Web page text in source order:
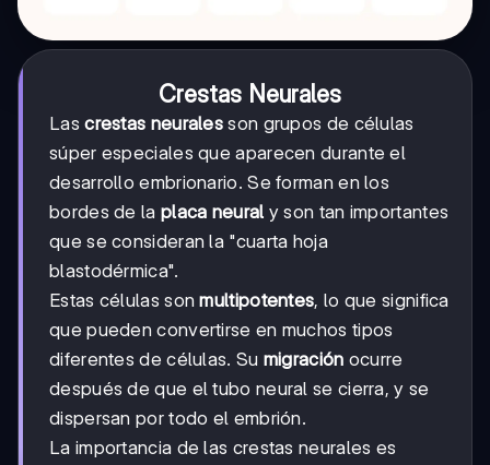
Crestas Neurales
Lascrestas neurales son grupos de células
súper especiales que aparecen durante el
desarrollo embrionario. Se forman en los
bordes de la placa neural y son tan importantes
que se consideran la "cuarta hoja
blastodérmica".
Estas células sonmultipotentes, lo que significa
que pueden convertirse en muchos tipos
diferentes de células. Su migración ocurre
después de que el tubo neural se cierra, y se
dispersan por todo el embrión.
La importancia de las crestas neurales es